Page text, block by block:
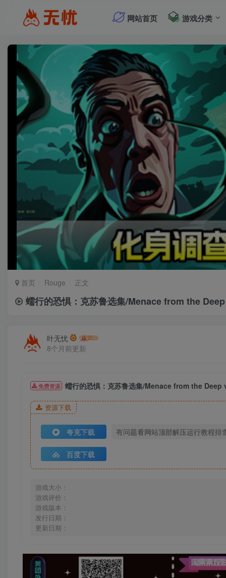
网站首页 游戏分类
首页 Rouge 正文
蠕行的恐惧：克苏鲁选集/Menace from the
叶无忧
8个月前更新
免费资源 蠕行的恐惧：克苏鲁选集/Menace from the Deep
资源下载
夸克下载 有问题看网站顶部解压运行教程排
百度下载
游戏大小：
游戏评价：
游戏版本：
发行日期：
更新日期：